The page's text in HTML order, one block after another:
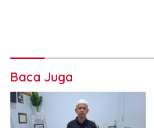
Baca Juga